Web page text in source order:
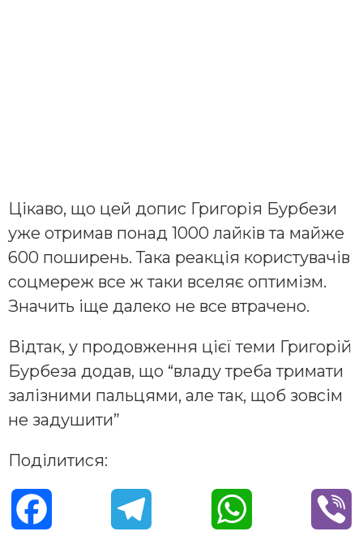
Цікаво, що цей допис Григорія Бурбези
уже отримав понад 1000 лайків та майже
600 поширень. Така реакція користувачів
соцмереж все ж таки вселяє оптимізм.
Значить іще далеко не все втрачено.
Відтак, у продовження цієї теми Григорій
Бурбеза додав, що “владу треба тримати
залізними пальцями, але так, щоб зовсім
не задушити”
Поділитися: